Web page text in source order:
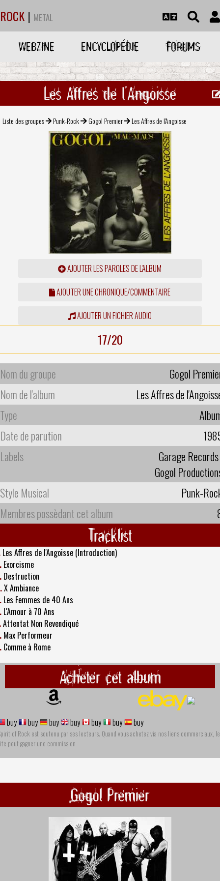
ROCK | METAL
WEBZINE ENCYCLOPÉDIE FORUMS
Les Affres de l'Angoisse
Liste des groupes Punk-Rock Gogol Premier Les Affres de l'Angoisse
AJOUTER LES PAROLES DE L'ALBUM
AJOUTER UNE CHRONIQUE/COMMENTAIRE
AJOUTER UN FICHIER AUDIO
17/20
Nom du groupe
Gogol
Nom de l'album
Les Affres de
Type
Date de parution
Labels
Garage Records
Gogol
Style Musical
Punk-
Membres possèdant cet album
Tracklist
Les Affres de l'Angoisse (Introduction)
Exorcisme
Destruction
X Ambiance
Les Femmes de 40 Ans
L'Amour à 70 Ans
Attentat Non Revendiqué
Max Performeur
Comme à Rome
Acheter cet album
buy buy buy buy buy buy buy
of Rock est soutenu par ses lecteurs. Quand vous achetez via nos liens commerciaux, le
peut gagner une commission
Gogol Premier